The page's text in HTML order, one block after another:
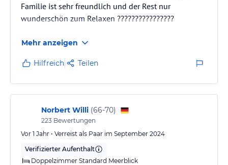
Familie ist sehr freundlich und der Rest nur
wunderschön zum Relaxen ????????????????
Mehr anzeigen
Hilfreich Teilen
Norbert Willi (66-70)
223 Bewertungen
Vor 1 Jahr • Verreist als Paar im September 2024
Verifizierter Aufenthalt
Doppelzimmer Standard Meerblick